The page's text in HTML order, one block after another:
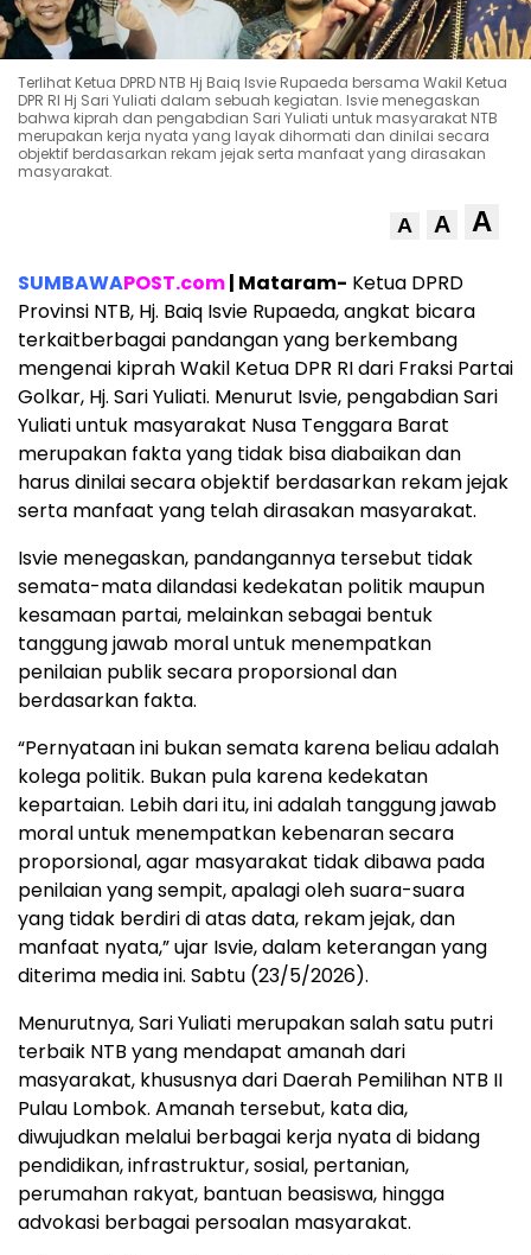
Terlihat Ketua DPRD NTB Hj Baiq Isvie Rupaeda bersama Wakil Ketua
DPR RI Hj Sari Yuliati dalam sebuah kegiatan. Isvie menegaskan
bahwa kiprah dan pengabdian Sari Yuliati untuk masyarakat NTB
merupakan kerja nyata yang layak dihormati dan dinilai secara
objektif berdasarkan rekam jejak serta manfaat yang dirasakan
masyarakat.
A A A
SUMBAWAPOST.com| Mataram- Ketua DPRD
Provinsi NTB, Hj. Baiq Isvie Rupaeda, angkat bicara
terkaitberbagai pandangan yang berkembang
mengenai kiprah Wakil Ketua DPR RI dari Fraksi Partai
Golkar, Hj. Sari Yuliati. Menurut Isvie, pengabdian Sari
Yuliati untuk masyarakat Nusa Tenggara Barat
merupakan fakta yang tidak bisa diabaikan dan
harus dinilai secara objektif berdasarkan rekam jejak
serta manfaat yang telah dirasakan masyarakat.
Isvie menegaskan, pandangannya tersebut tidak
semata-mata dilandasi kedekatan politik maupun
kesamaan partai, melainkan sebagai bentuk
tanggung jawab moral untuk menempatkan
penilaian publik secara proporsional dan
berdasarkan fakta.
“Pernyataan ini bukan semata karena beliau adalah
kolega politik. Bukan pula karena kedekatan
kepartaian. Lebih dari itu, ini adalah tanggung jawab
moral untuk menempatkan kebenaran secara
proporsional, agar masyarakat tidak dibawa pada
penilaian yang sempit, apalagi oleh suara-suara
yang tidak berdiri di atas data, rekam jejak, dan
manfaat nyata,” ujar Isvie, dalam keterangan yang
diterima media ini. Sabtu (23/5/2026).
Menurutnya, Sari Yuliati merupakan salah satu putri
terbaik NTB yang mendapat amanah dari
masyarakat, khususnya dari Daerah Pemilihan NTB II
Pulau Lombok. Amanah tersebut, kata dia,
diwujudkan melalui berbagai kerja nyata di bidang
pendidikan, infrastruktur, sosial, pertanian,
perumahan rakyat, bantuan beasiswa, hingga
advokasi berbagai persoalan masyarakat.